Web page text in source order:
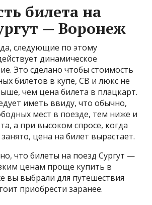
билета на
— Воронеж
следующие по этому
динамическое
Это сделано чтобы стоимость
билетов в купе, СВ и люкс не
чем цена билета в плацкарт.
иметь ввиду, что обычно,
мест в поезде, тем ниже и
а при высоком спросе, когда
цена на билет вырастает.
что билеты на поезд Сургут —
ценам проще купить в
вы выбрали для путешествия
приобрести заранее.